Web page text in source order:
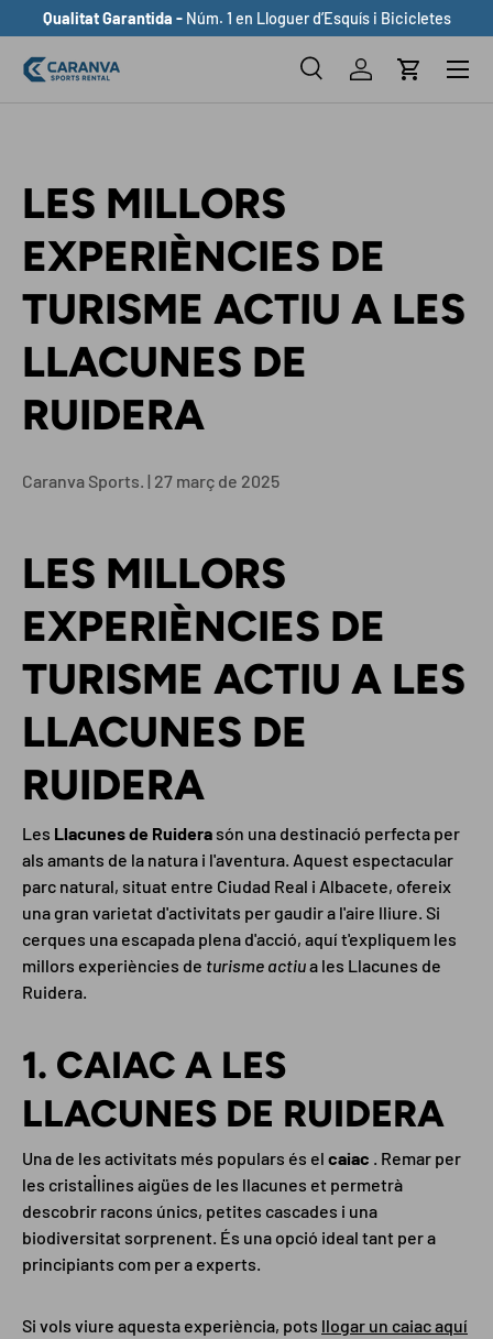
ANAR AL CONTINGUT
Qualitat Garantida - Núm. 1 en Lloguer d’Esquís i Bicicletes
Cerca
BuscarInicia sessió
Cistella
LES MILLORS
EXPERIÈNCIES DE
TURISME ACTIU A LES
LLACUNES DE
RUIDERA
Caranva Sports. | 27 març de 2025
LES MILLORS
EXPERIÈNCIES DE
TURISME ACTIU A LES
LLACUNES DE
RUIDERA
Les Llacunes de Ruidera són una destinació perfecta per
als amants de la natura i l'aventura. Aquest espectacular
parc natural, situat entre Ciudad Real i Albacete, ofereix
una gran varietat d'activitats per gaudir a l'aire lliure. Si
cerques una escapada plena d'acció, aquí t'expliquem les
millors experiències de turisme actiua les Llacunes de
Ruidera.
1. CAIAC A LES
LLACUNES DE RUIDERA
Una de les activitats més populars és el caiac . Remar per
les cristal·lines aigües de les llacunes et permetrà
descobrir racons únics, petites cascades i una
biodiversitat sorprenent. És una opció ideal tant per a
principiants com per a experts.
Si vols viure aquesta experiència, pots llogar un caiac aquí